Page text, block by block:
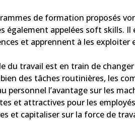
de formation proposés
également appelées soft skills.
et apprennent à les exploiter
du travail est en train de
des tâches routinières, les
personnel l’avantage sur les
et attractives pour les
et capitaliser sur la force de